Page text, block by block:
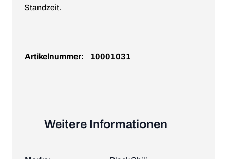
Standzeit.
Artikelnummer: 10001031
Weitere Informationen